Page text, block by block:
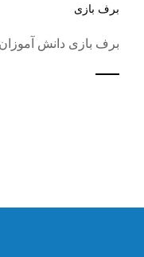
برف بازی
برف بازی دانش آموزان